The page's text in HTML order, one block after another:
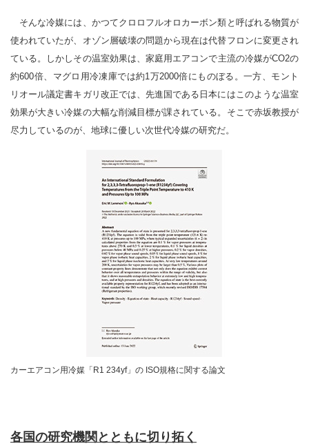
そんな冷媒には、かつてクロロフルオロカーボン類と呼ばれる物質が
使われていたが、オゾン層破壊の問題から現在は代替フロンに変更され
ている。しかしその温室効果は、家庭用エアコンで主流の冷媒がCO2の
約600倍、マグロ用冷凍庫では約1万2000倍にものぼる。一方、モント
リオール議定書キガリ改正では、先進国である日本にはこのような温室
効果が大きい冷媒の大幅な削減目標が課されている。そこで赤坂教授が
尽力しているのが、地球に優しい次世代冷媒の研究だ。
カーエアコン用冷媒「R1 234yf」の ISO規格に関する論文
各国の研究機関とともに切り拓く